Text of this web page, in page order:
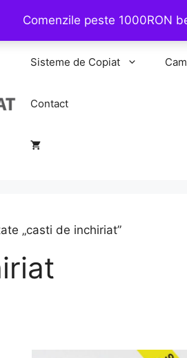
Comenzile peste 1000RON
Sisteme de Copiat
Contact
„casti de inchiriat”